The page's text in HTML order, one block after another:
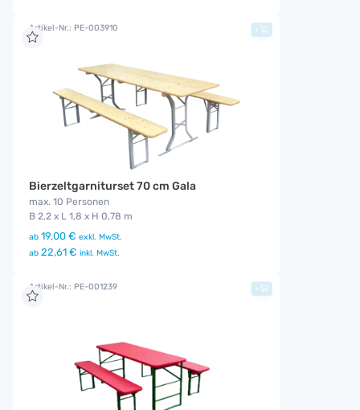
Artikel-Nr.: PE-003910
Bierzeltgarniturset 70 cm Gala
max. 10 Personen
B 2,2 x L 1,8 x H 0,78 m
ab 19,00 € exkl. MwSt.
ab 22,61 € inkl. MwSt.
+
Artikel-Nr.: PE-001239 +